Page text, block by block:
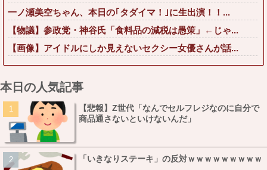
一ノ瀬美空ちゃん、本日の｢タダイマ！｣に生出演！！...
【物議】参政党・神谷氏「食料品の減税は愚策」←じゃ...
【画像】アイドルにしか見えないセクシー女優さんが話...
本日の人気記事
【悲報】Z世代「なんでセルフレジなのに自分で
商品通さないといけないんだ」
「いきなりステーキ」の反対ｗｗｗｗｗｗｗｗｗ